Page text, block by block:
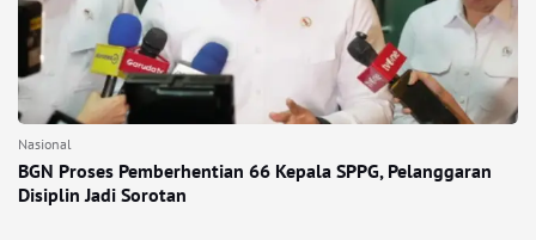
Nasional
BGN Proses Pemberhentian 66 Kepala SPPG, Pelanggaran
Disiplin Jadi Sorotan